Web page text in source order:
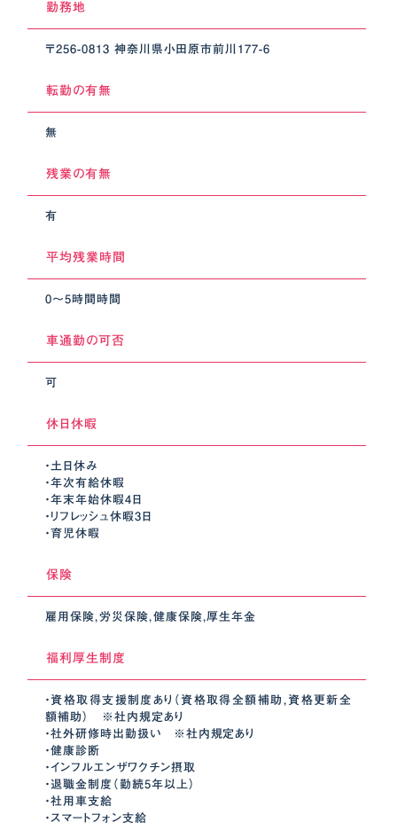
勤務地
〒256-0813 神奈川県小田原市前川177-6
転勤の有無
無
残業の有無
有
平均残業時間
0～5時間時間
車通勤の可否
可
休日休暇
・土日休み
・年次有給休暇
・年末年始休暇4日
・リフレッシュ休暇3日
・育児休暇
保険
雇用保険，労災保険，健康保険，厚生年金
福利厚生制度
・資格取得支援制度あり（資格取得全額補助，資格更新全
額補助） ※社内規定あり
・社外研修時出勤扱い ※社内規定あり
・健康診断
・インフルエンザワクチン摂取
・退職金制度（勤続5年以上）
・社用車支給
・スマートフォン支給